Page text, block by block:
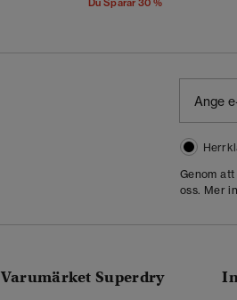
Du Sparar 30 %
Genom
oss. Mer
Varumärket Superdry